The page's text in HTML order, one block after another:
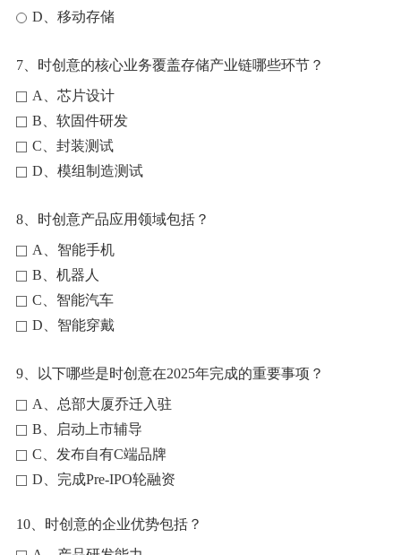
D、移动存储
7、时创意的核心业务覆盖存储产业链哪些环节？
A、芯片设计
B、软固件研发
C、封装测试
D、模组制造测试
8、时创意产品应用领域包括？
A、智能手机
B、机器人
C、智能汽车
D、智能穿戴
9、以下哪些是时创意在2025年完成的重要事项？
A、总部大厦乔迁入驻
B、启动上市辅导
C、发布自有C端品牌
D、完成Pre-IPO轮融资
10、时创意的企业优势包括？